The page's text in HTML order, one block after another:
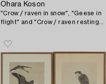
Ohara Koson
"Crow / raven in snow", "Geese in
flight" and "Crow / raven resting